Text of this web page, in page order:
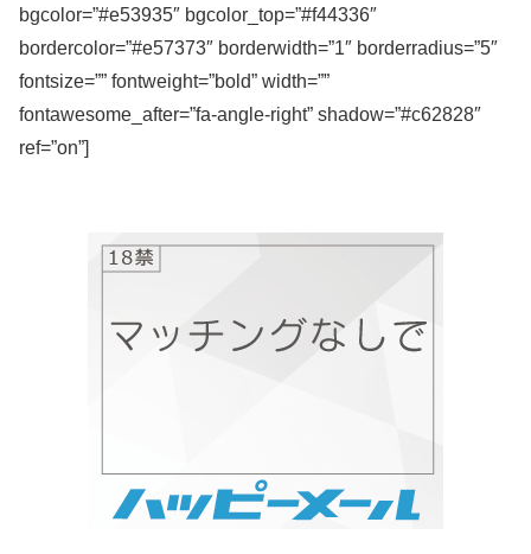
bgcolor=”#e53935″ bgcolor_top=”#f44336″
bordercolor=”#e57373″ borderwidth=”1″ borderradius=”5″
fontsize=”” fontweight=”bold” width=””
fontawesome_after=”fa-angle-right” shadow=”#c62828″
ref=”on”]